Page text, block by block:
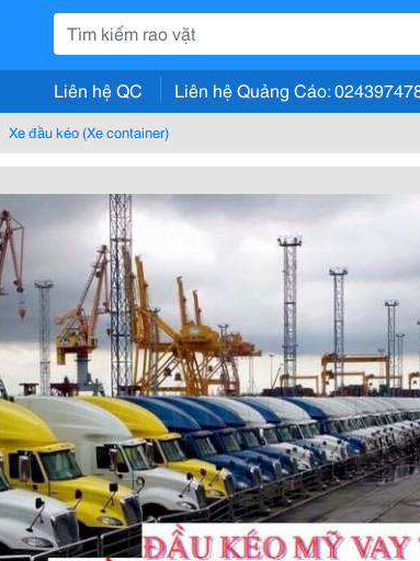
Liên hệ QC Liên hệ Quảng Cáo:
Xe đầu kéo (Xe container)